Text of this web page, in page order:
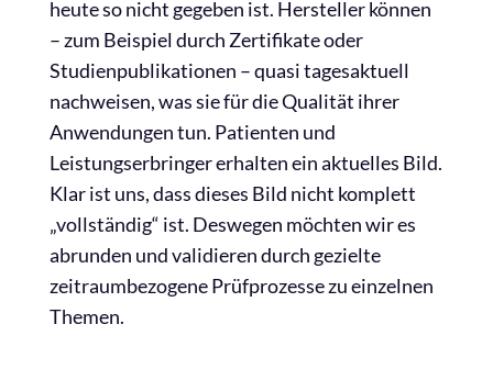
heute so nicht gegeben ist. Hersteller können
– zum Beispiel durch Zertifikate oder
Studienpublikationen – quasi tagesaktuell
nachweisen, was sie für die Qualität ihrer
Anwendungen tun. Patienten und
Leistungserbringer erhalten ein aktuelles Bild.
Klar ist uns, dass dieses Bild nicht komplett
„vollständig“ ist. Deswegen möchten wir es
abrunden und validieren durch gezielte
zeitraumbezogene Prüfprozesse zu einzelnen
Themen.